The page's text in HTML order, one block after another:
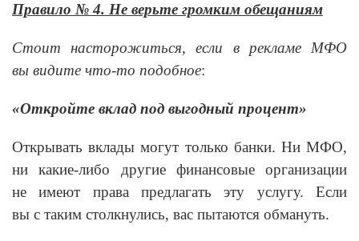
Правило № 4. Не верьте громким обещаниям
Стоит насторожиться, если в рекламе МФО
вы видите что-то подобное:
«Откройте вклад под выгодный процент»
Открывать вклады могут только банки. Ни МФО,
ни какие-либо другие финансовые организации
не имеют права предлагать эту услугу. Если
вы с таким столкнулись, вас пытаются обмануть.